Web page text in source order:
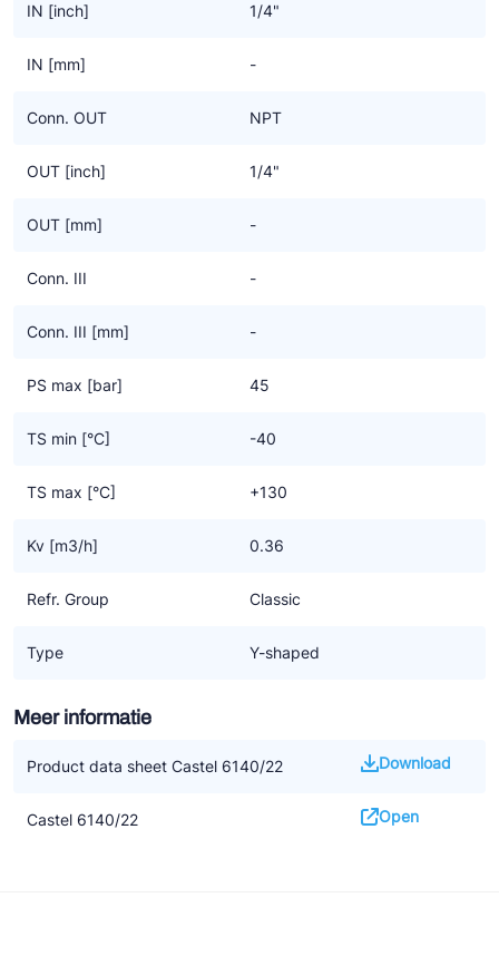
IN [inch] 1/4"
IN [mm] -
Conn. OUT NPT
OUT [inch] 1/4"
OUT [mm] -
Conn. III -
Conn. III [mm] -
PS max [bar] 45
TS min [°C] -40
TS max [°C] +130
Kv [m3/h] 0.36
Refr. Group Classic
Type Y-shaped
Meer informatie
Product data sheet Castel 6140/22 Download
Castel 6140/22 Open